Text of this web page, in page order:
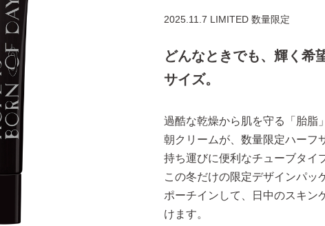
2025.11.7 LIMITED 数量限定
どんなときでも、輝く希
サイズ。
過酷な乾燥から肌を守る「胎脂
朝クリームが、数量限定ハーフ
持ち運びに便利なチューブタイ
この冬だけの限定デザインパッ
ポーチインして、日中のスキン
けます。